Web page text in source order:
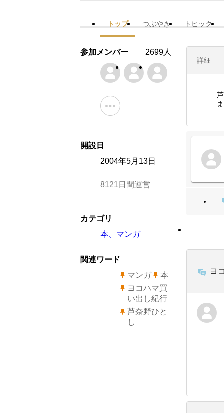
トップ つぶやき トピック
詳細
ヨ
参加メンバー 2699人
開設日
2004年5月13日
8121日間運営
カテゴリ
本、マンガ
関連ワード
マンガ
本
ヨコハマ買
い出し紀行
芦奈野ひと
し